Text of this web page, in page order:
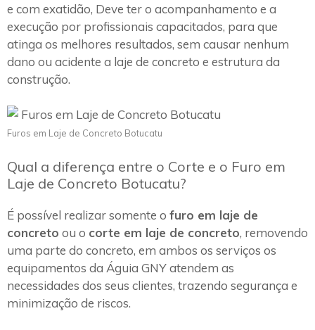
e com exatidão, Deve ter o acompanhamento e a
execução por profissionais capacitados, para que
atinga os melhores resultados, sem causar nenhum
dano ou acidente a laje de concreto e estrutura da
construção.
Furos em Laje de Concreto Botucatu
Qual a diferença entre o Corte e o Furo em
Laje de Concreto Botucatu?
É possível realizar somente o furo em laje de
concreto ou o corte em laje de concreto, removendo
uma parte do concreto, em ambos os serviços os
equipamentos da Águia GNY atendem as
necessidades dos seus clientes, trazendo segurança e
minimização de riscos.